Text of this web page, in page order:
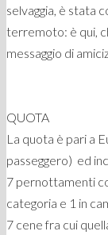
selvaggia, è stata
terremoto: è qui,
messaggio di
QUOTA
La quota è pari a
passeggero) ed
7 pernottamenti
categoria e 1 in
7 cene fra cui